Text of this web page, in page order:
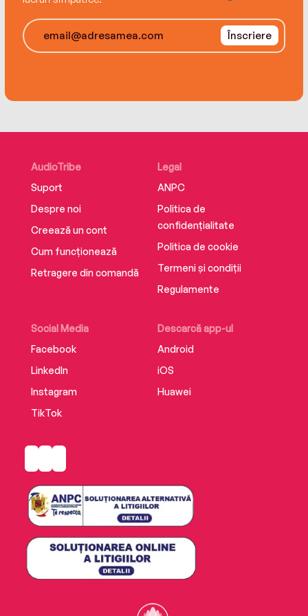
Înscriere
AudioTribe
Suport
Despre noi
Creează un cont
Cum funcționează
Retragere din comandă
Social Media
Facebook
LinkedIn
Instagram
TikTok
Descarcă app-ul
Android
iOS
Huawei
Legal
ANPC
Politica de
confidențialitate
Politica de cookie
Termeni și condiții
Regulamente